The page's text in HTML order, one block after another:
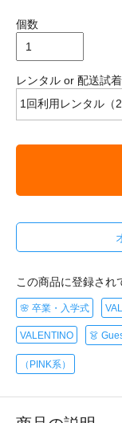
個数
レンタル or 配送試
この商品に登録され
🌸 卒業・入学式
VALENTINO 👗
（PINK系）